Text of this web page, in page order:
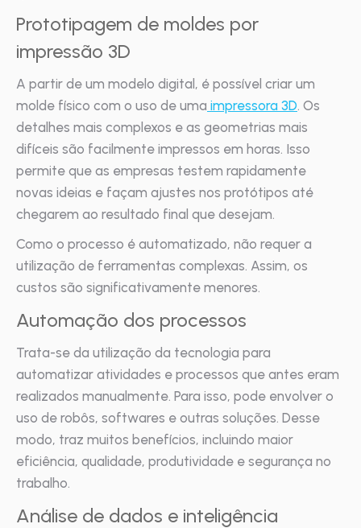
Prototipagem de moldes por
impressão 3D
A partir de um modelo digital, é possível criar um
molde físico com o uso de uma impressora 3D. Os
detalhes mais complexos e as geometrias mais
difíceis são facilmente impressos em horas. Isso
permite que as empresas testem rapidamente
novas ideias e façam ajustes nos protótipos até
chegarem ao resultado final que desejam.
Como o processo é automatizado, não requer a
utilização de ferramentas complexas. Assim, os
custos são significativamente menores.
Automação dos processos
Trata-se da utilização da tecnologia para
automatizar atividades e processos que antes eram
realizados manualmente. Para isso, pode envolver o
uso de robôs, softwares e outras soluções. Desse
modo, traz muitos benefícios, incluindo maior
eficiência, qualidade, produtividade e segurança no
trabalho.
Análise de dados e inteligência